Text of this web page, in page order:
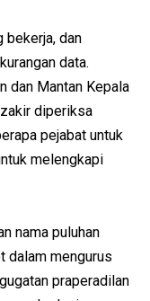
bekerja, dan
data.
dan Mantan Kepala
diperiksa
pejabat untuk
melengkapi
nama puluhan
dalam mengurus
praperadilan